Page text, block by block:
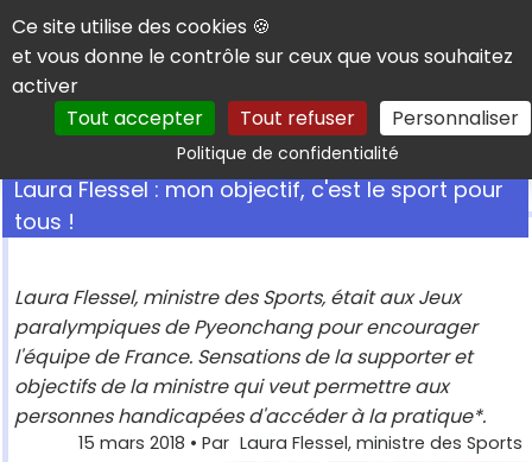
Panneau de gestion des cookies
Ce site utilise des cookies 🍪
et vous donne le contrôle sur ceux que vous souhaitez
activer
Tout accepter
Tout refuser Personnaliser
Politique de confidentialitéRechercher
Laura Flessel : mon objectif, c'est le sport pour
tous !
Laura Flessel, ministre des Sports, était aux Jeux
paralympiques de Pyeonchang pour encourager
l'équipe de France. Sensations de la supporter et
objectifs de la ministre qui veut permettre aux
personnes handicapées d'accéder à la pratique*.
15 mars 2018 • Par Laura Flessel, ministre des Sports